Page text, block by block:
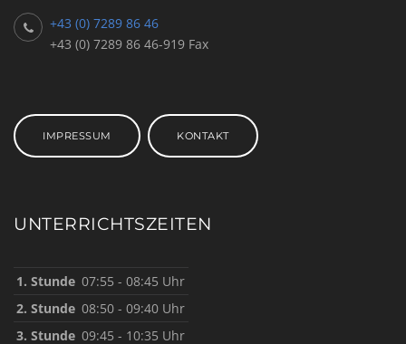
+43 (0) 7289 86 46
+43 (0) 7289 86 46-919 Fax
IMPRESSUM KONTAKT
UNTERRICHTSZEITEN
1. Stunde 07:55 - 08:45 Uhr
2. Stunde 08:50 - 09:40 Uhr
3. Stunde 09:45 - 10:35 Uhr